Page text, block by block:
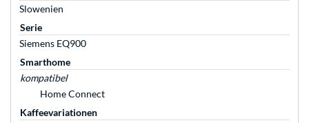
Slowenien
Serie
Siemens EQ900
Smarthome
kompatibel
Home Connect
Kaffeevariationen